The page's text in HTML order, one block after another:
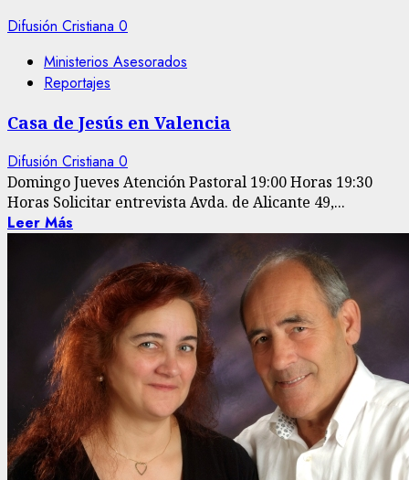
Difusión Cristiana 0
Ministerios Asesorados
Reportajes
Casa de Jesús en Valencia
Difusión Cristiana 0
Domingo Jueves Atención Pastoral 19:00 Horas 19:30
Horas Solicitar entrevista Avda. de Alicante 49,...
Leer Más